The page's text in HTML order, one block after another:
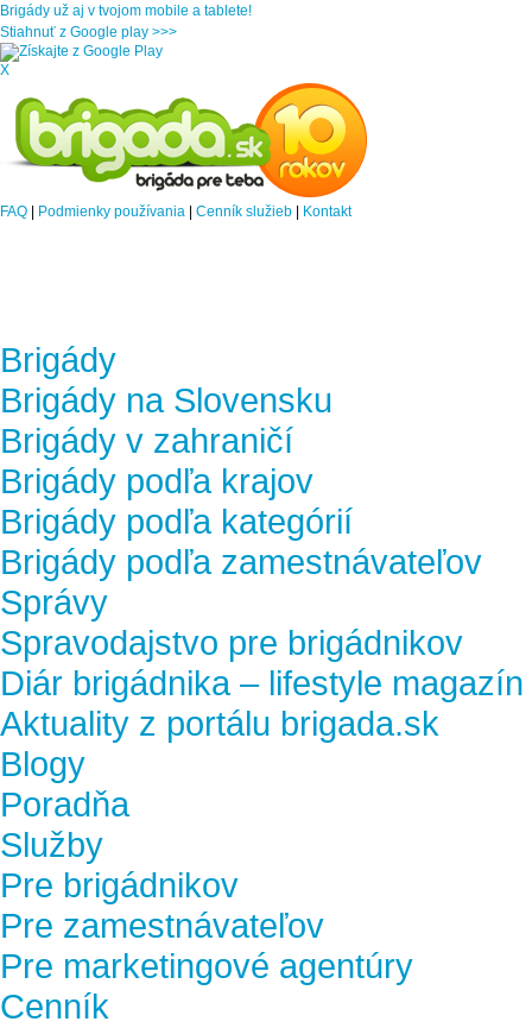
Brigády už aj v tvojom mobile a tablete!
Stiahnuť z Google play >>>
X
FAQ Podmienky používania Cenník služieb Kontakt
Brigády
Brigády na Slovensku
Brigády v zahraničí
Brigády podľa krajov
Brigády podľa kategórií
Brigády podľa zamestnávateľov
Správy
Spravodajstvo pre brigádnikov
Diár brigádnika – lifestyle magazín
Aktuality z portálu brigada.sk
Blogy
Poradňa
Služby
Pre brigádnikov
Pre zamestnávateľov
Pre marketingové agentúry
Cenník